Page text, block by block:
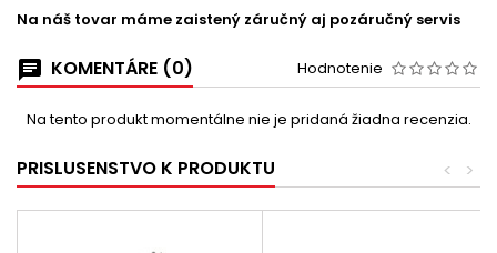
Na náš tovar máme zaistený záručný aj pozáručný servis
KOMENTÁRE (0) Hodnotenie
Na tento produkt momentálne nie je pridaná žiadna recenzia.
PRISLUSENSTVO K PRODUKTU >
<